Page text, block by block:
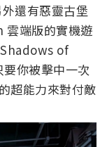
還有惡靈古堡
雲端版的實機遊
of
你被擊中一次
超能力來對付敵